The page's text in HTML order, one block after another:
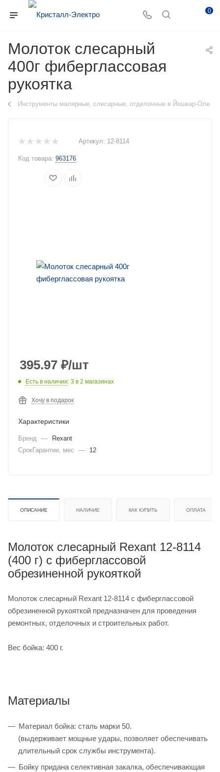
0
Молоток слесарный
400г фиберглассовая
рукоятка
Инструменты малярные, слесарные, отделочные в Йошкар-Оле
Артикул: 12-8114
Код товара: 963176
395.97 ₽/шт
Есть в наличии: 3 в 2 магазинах
Хочу в подарок
Характеристики
Бренд —
Rexant
СрокГарантии, мес
— 12
ОПИСАНИЕ НАЛИЧИЕ КАК КУПИТЬ ОПЛАТА
Молоток слесарный Rexant 12-8114
(400 г) с фиберглассовой
обрезиненной рукояткой
Молоток слесарный Rexant 12-8114 с фиберглассовой
обрезиненной рукояткой предназначен для проведения
ремонтных, отделочных и строительных работ.
Вес бойка: 400 г.
Материалы
Материал бойка: сталь марки 50.
(выдерживает мощные удары, позволяет обеспечивать
длительный срок службы инструмента).
Бойку придана селективная закалка, обеспечивающая